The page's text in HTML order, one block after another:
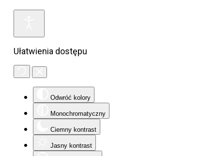
Ułatwienia dostępu
Odwróć kolory
Monochromatyczny
Ciemny kontrast
Jasny kontrast